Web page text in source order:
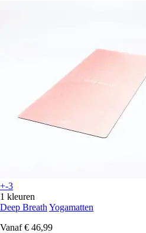
+-3
1 kleuren
Deep Breath Yogamatten
Vanaf € 46,99